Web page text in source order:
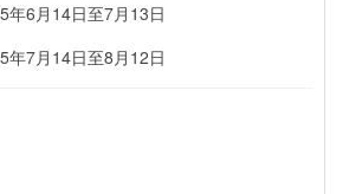
年6月14日至7月13日
年7月14日至8月12日